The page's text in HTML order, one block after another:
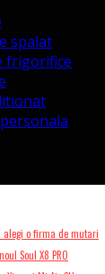
spalat
frigorifice
alegi o firma de mutari
Soul X8 PRO